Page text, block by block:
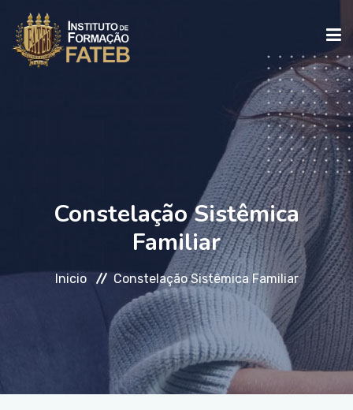
CURSOSConstelação Sistêmica
Familiar
Inicio Constelação Sistêmica Familiar